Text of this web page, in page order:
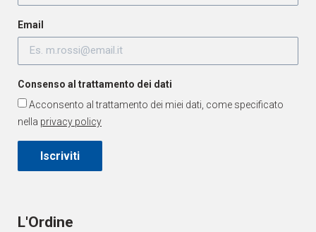
L'Ordine
Email
Consenso al trattamento dei dati
Acconsento al trattamento dei miei dati, come specificato
nella privacy policy
Iscriviti